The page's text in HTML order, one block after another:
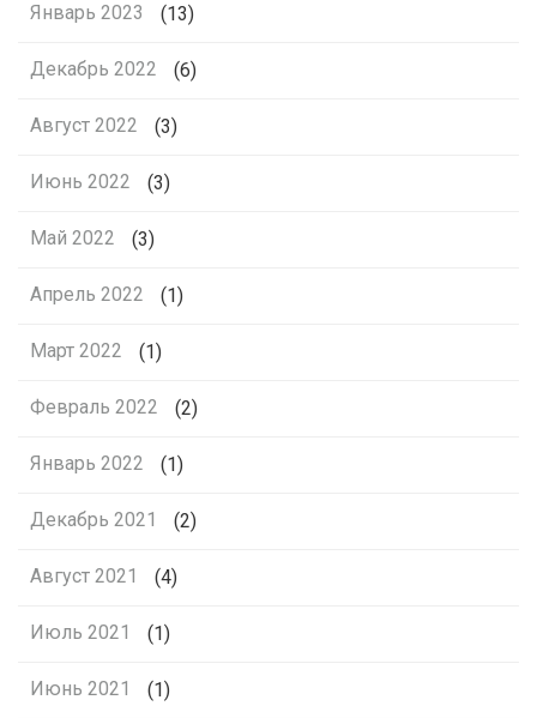
Январь 2023 (13)
Декабрь 2022 (6)
Август 2022 (3)
Июнь 2022 (3)
Май 2022 (3)
Апрель 2022 (1)
Март 2022 (1)
Февраль 2022 (2)
Январь 2022 (1)
Декабрь 2021 (2)
Август 2021 (4)
Июль 2021 (1)
Июнь 2021 (1)